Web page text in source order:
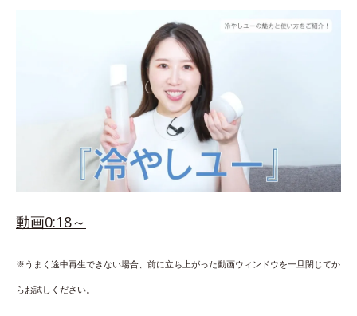
動画0:18～
※うまく途中再生できない場合、前に立ち上がった動画ウィンドウを一旦閉じてか
らお試しください。